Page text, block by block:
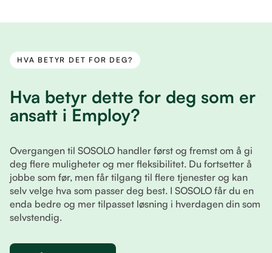
HVA BETYR DET FOR DEG?
Hva betyr dette for deg som er
ansatt i Employ?
Overgangen til SOSOLO handler først og fremst om å gi
deg flere muligheter og mer fleksibilitet. Du fortsetter å
jobbe som før, men får tilgang til flere tjenester og kan
selv velge hva som passer deg best. I SOSOLO får du en
enda bedre og mer tilpasset løsning i hverdagen din som
selvstendig.